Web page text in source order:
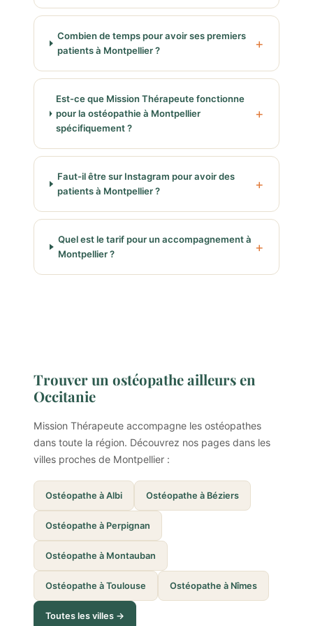
Combien de temps pour avoir ses premiers
patients à Montpellier ?
Est-ce que Mission Thérapeute fonctionne
pour la ostéopathie à Montpellier
spécifiquement ?
Faut-il être sur Instagram pour avoir des
patients à Montpellier ?
Quel est le tarif pour un accompagnement à
Montpellier ?
Trouver un ostéopathe ailleurs en
Occitanie
Mission Thérapeute accompagne les ostéopathes
dans toute la région. Découvrez nos pages dans les
villes proches de Montpellier :
Ostéopathe à Albi Ostéopathe à Béziers
Ostéopathe à Perpignan
Ostéopathe à Montauban
Ostéopathe à Toulouse Ostéopathe à Nîmes
Toutes les villes →